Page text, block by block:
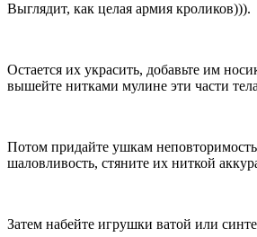
Выглядит, как целая армия кроликов))).
Остается их украсить, добавьте им
вышейте нитками мулине эти части
Потом придайте ушкам
шаловливость, стяните их ниткой
Затем набейте игрушки ватой или